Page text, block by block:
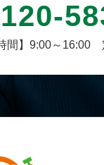
間】9:00～16:00